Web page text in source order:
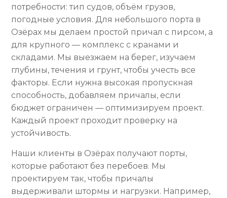
потребности: тип судов, объём грузов,
погодные условия. Для небольшого порта в
Озёрах мы делаем простой причал с пирсом, а
для крупного — комплекс с кранами и
складами. Мы выезжаем на берег, изучаем
глубины, течения и грунт, чтобы учесть все
факторы. Если нужна высокая пропускная
способность, добавляем причалы, если
бюджет ограничен — оптимизируем проект.
Каждый проект проходит проверку на
устойчивость.
Наши клиенты в Озёрах получают порты,
которые работают без перебоев. Мы
проектируем так, чтобы причалы
выдерживали штормы и нагрузки. Например,